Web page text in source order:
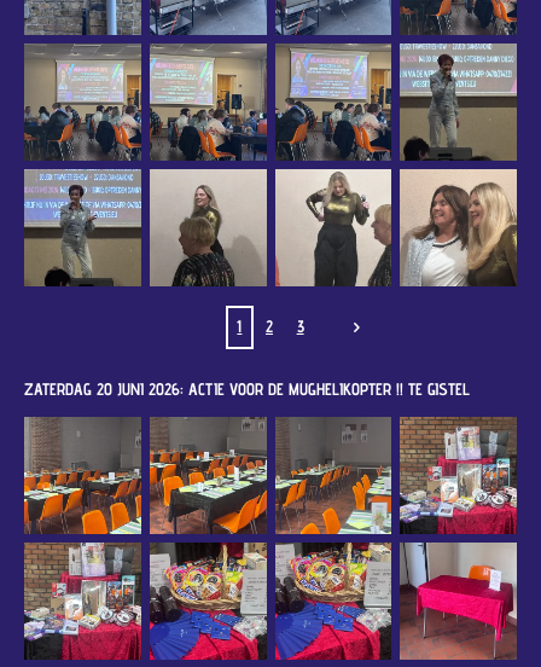
1 2 3
ZATERDAG 20 JUNI 2026: ACTIE VOOR DE MUGHELIKOPTER !! TE GISTEL